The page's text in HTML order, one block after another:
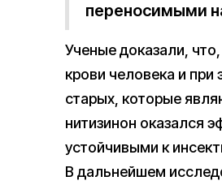
переносимыми
Ученые доказали,
крови человека и
старых, которые
нитизинон оказался
устойчивыми к
В дальнейшем